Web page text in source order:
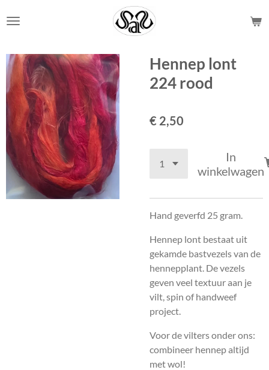
direct
de
hoofdinhoud
Hennep lont
224 rood
€ 2,50
In
winkelwagen
Hand geverfd 25 gram.
Hennep lont bestaat uit
gekamde bastvezels van de
hennepplant. De vezels
geven veel textuur aan je
vilt, spin of handweef
project.
Voor de vilters onder ons:
combineer hennep altijd
met wol!